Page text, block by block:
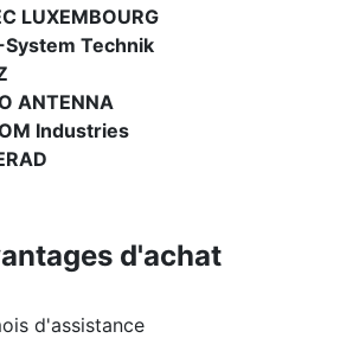
LUXEMBOURG
System Technik
ANTENNA
Industries
d'achat
d'assistance